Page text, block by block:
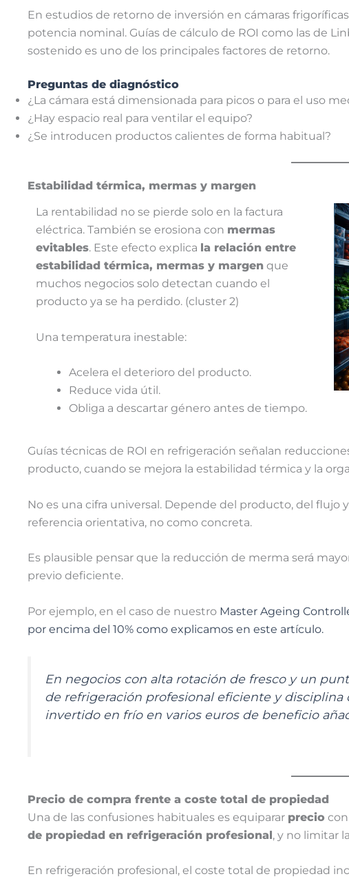
En estudios de retorno de inversión en cámaras
potencia nominal. Guías de cálculo de ROI como las de
sostenido es uno de los principales factores de retorno.
Preguntas de diagnóstico
¿La cámara está dimensionada para picos o para el uso
¿Hay espacio real para ventilar el equipo?
¿Se introducen productos calientes de forma habitual?
Estabilidad térmica, mermas y margen
La rentabilidad no se pierde solo en la factura
eléctrica. También se erosiona con mermas
evitables. Este efecto explica la relación entre
estabilidad térmica, mermas y margen que
muchos negocios solo detectan cuando el
producto ya se ha perdido. (cluster 2)
Una temperatura inestable:
Acelera el deterioro del producto.
Reduce vida útil.
Obliga a descartar género antes de tiempo.
Guías técnicas de ROI en refrigeración señalan
producto, cuando se mejora la estabilidad térmica y la
No es una cifra universal. Depende del producto, del flujo
referencia orientativa, no como concreta.
Es plausible pensar que la reducción de merma será
previo deficiente.
Por ejemplo, en el caso de nuestro Master Ageing
por encima del 10% como explicamos en este artículo.
En negocios con alta rotación de fresco y un
de refrigeración profesional eficiente y
invertido en frío en varios euros de beneficio
Precio de compra frente a coste total de propiedad
Una de las confusiones habituales es equiparar precio con
de propiedad en refrigeración profesional, y no limitar
En refrigeración profesional, el coste total de propiedad